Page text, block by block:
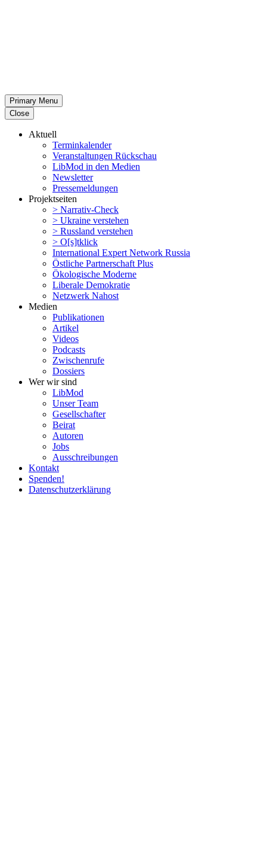
Primary Menu
Close
Aktuell
Termin­ka­lender
Veran­stal­tungen Rückschau
LibMod in den Medien
Newsletter
Presse­mel­dungen
Projekt­seiten
> Narrativ-Check
> Ukraine verstehen
> Russland verstehen
> O[s]tklick
Inter­na­tional Expert Network Russia
Östliche Partner­schaft Plus
Ökolo­gische Moderne
Liberale Demokratie
Netzwerk Nahost
Medien
Publi­ka­tionen
Artikel
Videos
Podcasts
Zwischenrufe
Dossiers
Wer wir sind
LibMod
Unser Team
Gesell­schafter
Beirat
Autoren
Jobs
Ausschrei­bungen
Kontakt
Spenden!
Daten­schutz­er­klärung